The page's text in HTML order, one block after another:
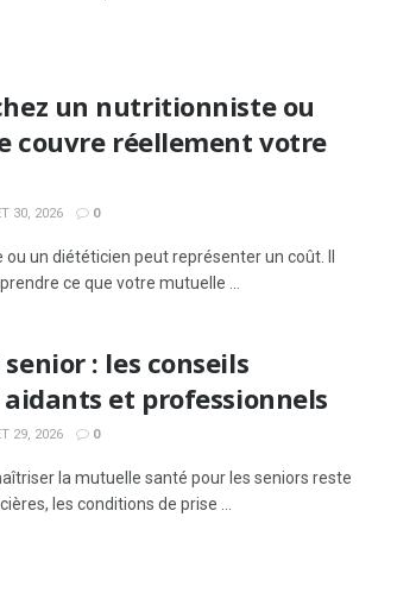
un nutritionniste ou
couvre réellement votre
30, 2026 0
un diététicien peut représenter un coût. Il
ce que votre mutuelle ...
: les conseils
et professionnels
29, 2026 0
la mutuelle santé pour les seniors reste
les conditions de prise ...